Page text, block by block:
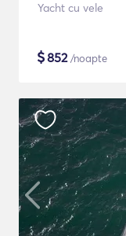
Yacht cu vele
$852/noapte